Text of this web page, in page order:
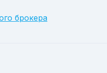
брокера